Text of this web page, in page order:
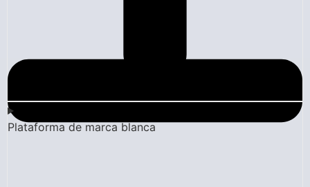
Plataforma de marca blanca